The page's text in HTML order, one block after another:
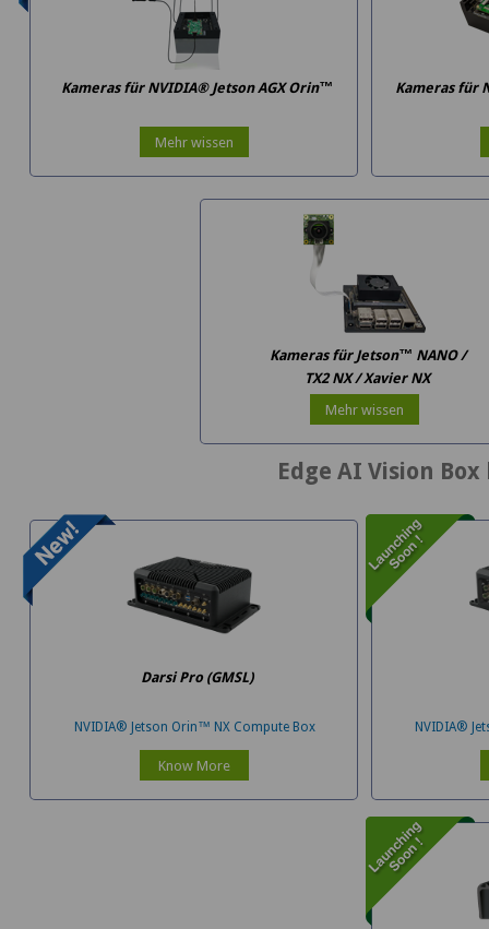
Kameras für NVIDIA® Jetson AGX Orin™
Mehr wissen
Kameras für
Kameras für Jetson™ NANO /
TX2 NX / Xavier NX
Mehr wissen
Edge AI Vision
Darsi Pro (GMSL)
NVIDIA® Jetson Orin™ NX Compute Box
Know More
NVIDIA®